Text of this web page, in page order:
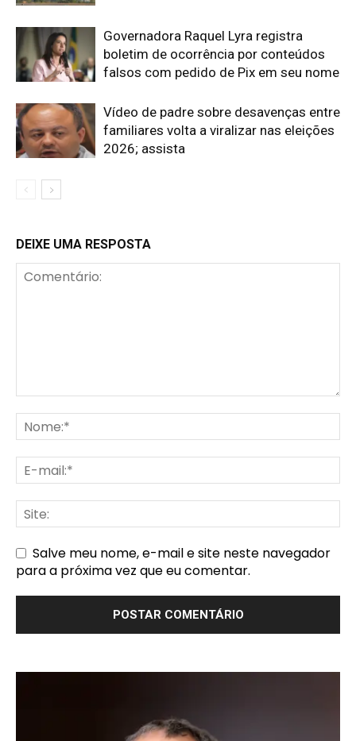
Governadora Raquel Lyra registra
boletim de ocorrência por conteúdos
falsos com pedido de Pix em seu nome
Vídeo de padre sobre desavenças entre
familiares volta a viralizar nas eleições
2026; assista
DEIXE UMA RESPOSTA
Salve meu nome, e-mail e site neste navegador
para a próxima vez que eu comentar.